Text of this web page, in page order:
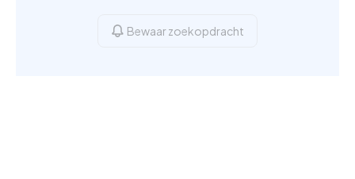
Bewaar zoekopdracht